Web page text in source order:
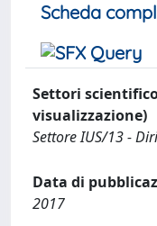
Scheda
Settori
visualizzazione)
Settore IUS/13 -
Data di
2017